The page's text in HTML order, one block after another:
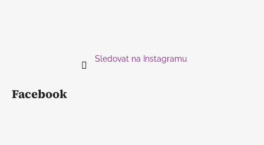
Sledovat na Instagramu
Facebook